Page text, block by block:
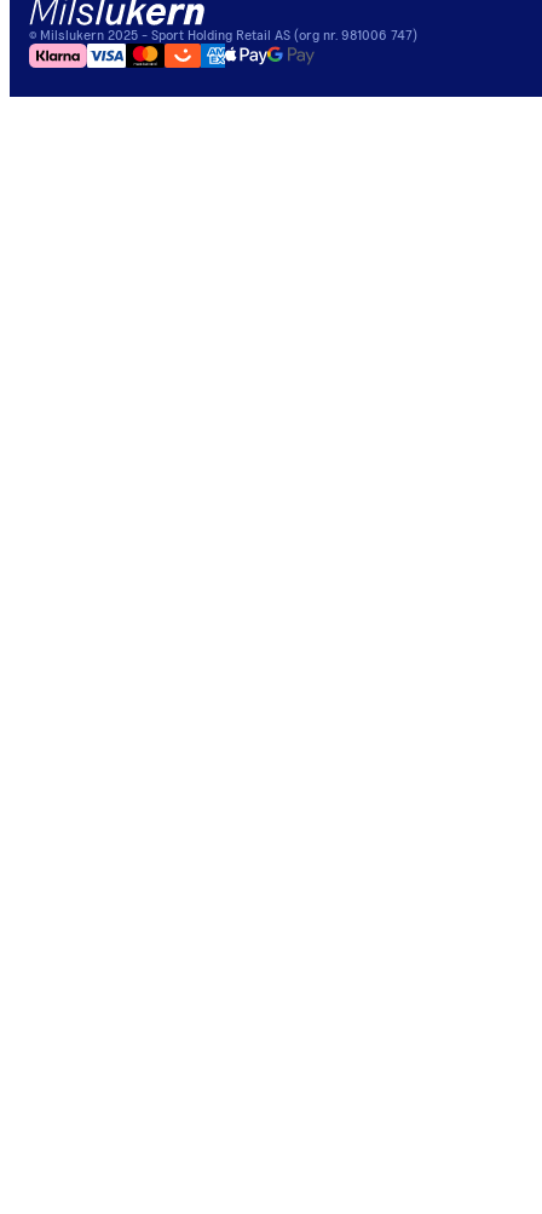
© Milslukern 2025 - Sport Holding Retail AS (org nr. 981006 747)